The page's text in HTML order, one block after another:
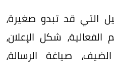
التي قد تبدو صغيرة،
الفعالية، شكل الإعلان،
صياغة الرسالة،